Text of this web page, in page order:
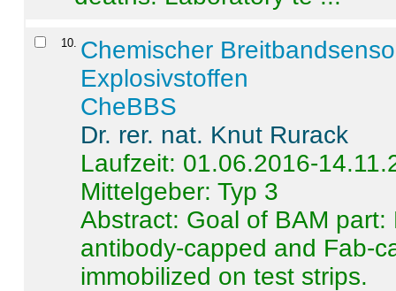
10 Chemischer
Explosivstoffen
CheBBS
Dr. rer. nat. Knut Rurack
Laufzeit: 01.06.2016-
Mittelgeber: Typ 3
Abstract: Goal of BAM
antibody-capped and Fab-
immobilized on test strips.